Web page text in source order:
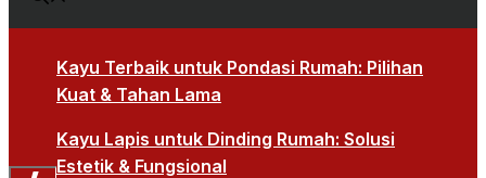
Kayu Terbaik untuk Pondasi Rumah: Pilihan
Kuat & Tahan Lama
Kayu Lapis untuk Dinding Rumah: Solusi
Estetik & Fungsional